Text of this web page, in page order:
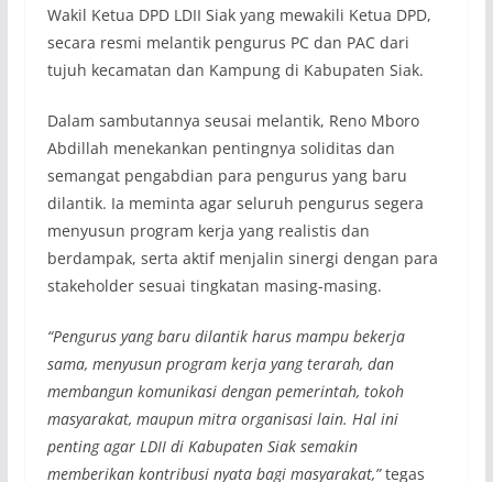
Wakil Ketua DPD LDII Siak yang mewakili Ketua DPD,
secara resmi melantik pengurus PC dan PAC dari
tujuh kecamatan dan Kampung di Kabupaten Siak.
Dalam sambutannya seusai melantik, Reno Mboro
Abdillah menekankan pentingnya soliditas dan
semangat pengabdian para pengurus yang baru
dilantik. Ia meminta agar seluruh pengurus segera
menyusun program kerja yang realistis dan
berdampak, serta aktif menjalin sinergi dengan para
stakeholder sesuai tingkatan masing-masing.
“Pengurus yang baru dilantik harus mampu bekerja
sama, menyusun program kerja yang terarah, dan
membangun komunikasi dengan pemerintah, tokoh
masyarakat, maupun mitra organisasi lain. Hal ini
penting agar LDII di Kabupaten Siak semakin
memberikan kontribusi nyata bagi masyarakat,”tegas